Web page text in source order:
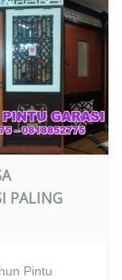
PALING
Pintu